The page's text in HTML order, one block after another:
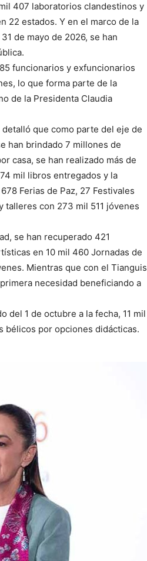
407 laboratorios clandestinos y
22 estados. Y en el marco de la
de mayo de 2026, se han
funcionarios y exfuncionarios
lo que forma parte de la
de la Presidenta Claudia
que como parte del eje de
han brindado 7 millones de
casa, se han realizado más de
mil libros entregados y la
Ferias de Paz, 27 Festivales
talleres con 273 mil 511 jóvenes
se han recuperado 421
en 10 mil 460 Jornadas de
Mientras que con el Tianguis
necesidad beneficiando a
del 1 de octubre a la fecha, 11 mil
bélicos por opciones didácticas.